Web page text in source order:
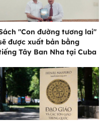
"Con đường tương lai"
được xuất bản bằng
Tây Ban Nha tại Cuba